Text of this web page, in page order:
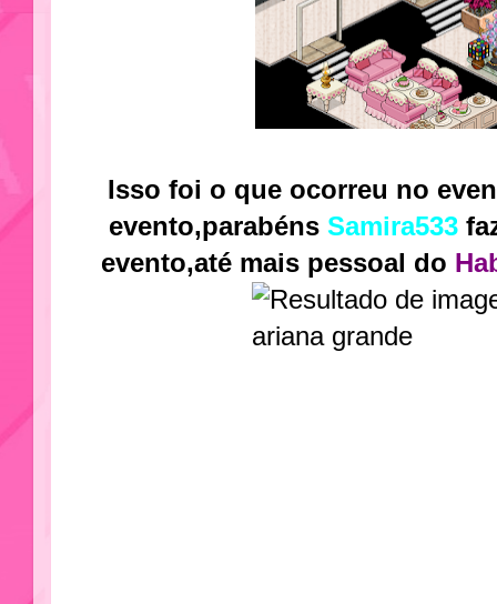
Isso foi o que ocorreu no
evento,parabéns Samira533
evento,até mais pessoal do